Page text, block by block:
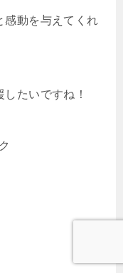
感動を与えてくれ
たいですね！